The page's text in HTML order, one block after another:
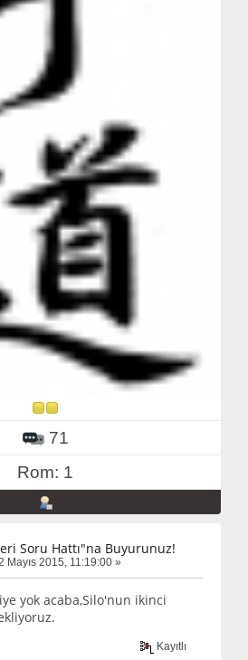
71
Rom: 1
Soru Hattı"na Buyurunuz!
Mayıs 2015, 11:19:00 »
yok acaba,Silo'nun ikinci
Kayıtlı